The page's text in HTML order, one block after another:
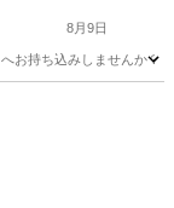
8月9日
ち込みしませんか？